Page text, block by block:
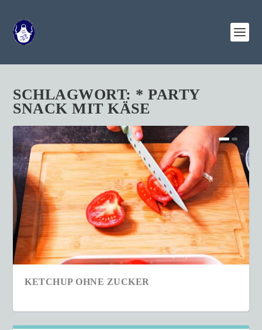
SCHLAGWORT: * PARTY
SNACK MIT KÄSE
KETCHUP OHNE ZUCKER